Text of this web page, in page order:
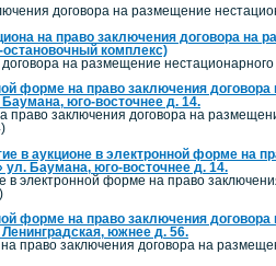
договора на размещение
на право заключения договора на
комплекс)
на размещение
форме на право заключения
юго-восточнее д. 14.
право заключения договора на
в аукционе в электронной форме на
ул. Баумана, юго-восточнее д. 14.
в электронной форме на право
форме на право заключения
южнее д. 56.
право заключения договора на